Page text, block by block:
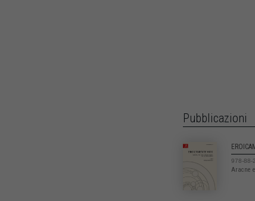
Pubblicazioni
978-88-
Aracne